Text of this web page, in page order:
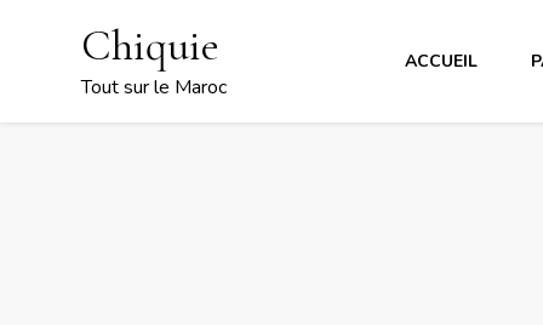
Chiquie
Tout sur le Maroc
ACCUEIL